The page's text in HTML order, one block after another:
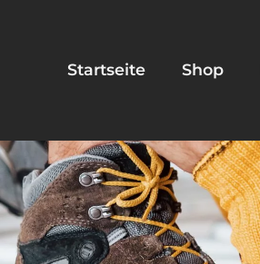
Startseite Shop